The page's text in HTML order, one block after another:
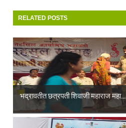
RELATED POSTS
भद्रावतीत छत्रपती शिवाजी महाराज महा...